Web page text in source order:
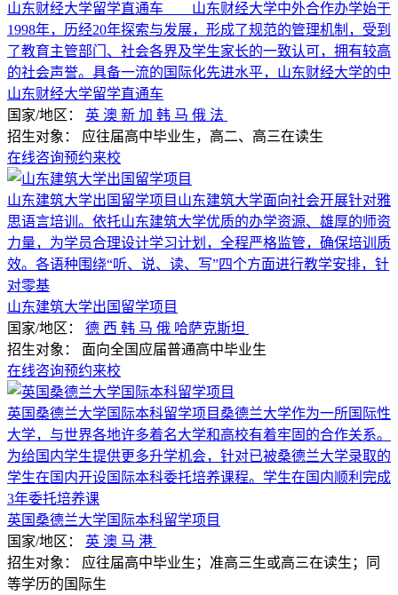
山东财经大学留学直通车 山东财经大学中外合作办学始于
1998年，历经20年探索与发展，形成了规范的管理机制，受到
了教育主管部门、社会各界及学生家长的一致认可，拥有较高
的社会声誉。具备一流的国际化先进水平，山东财经大学的中
山东财经大学留学直通车
国家/地区： 英 澳 新 加 韩 马 俄 法
招生对象： 应往届高中毕业生，高二、高三在读生
在线咨询预约来校
山东建筑大学出国留学项目山东建筑大学面向社会开展针对雅
思语言培训。依托山东建筑大学优质的办学资源、雄厚的师资
力量，为学员合理设计学习计划，全程严格监管，确保培训质
效。各语种围绕“听、说、读、写”四个方面进行教学安排，针
对零基
山东建筑大学出国留学项目
国家/地区： 德 西 韩 马 俄 哈萨克斯坦
招生对象： 面向全国应届普通高中毕业生
在线咨询预约来校
英国桑德兰大学国际本科留学项目桑德兰大学作为一所国际性
大学，与世界各地许多着名大学和高校有着牢固的合作关系。
为给国内学生提供更多升学机会，针对已被桑德兰大学录取的
学生在国内开设国际本科委托培养课程。学生在国内顺利完成
3年委托培养课
英国桑德兰大学国际本科留学项目
国家/地区： 英 澳 马 港
招生对象： 应往届高中毕业生；准高三生或高三在读生；同
等学历的国际生